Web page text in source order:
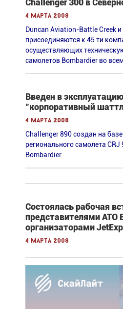
4 марта 2008
Duncan Aviation-Battle Creek
присоединяются к 45 ти
осуществляющих
самолетов Bombardier во
Введен в эксплуатацию
"корпоративный
4 марта 2008
Challenger 890 создан на
регионального самолета
Bombardier
Cостоялась рабочая
представителями ATO
организаторами
4 марта 2008